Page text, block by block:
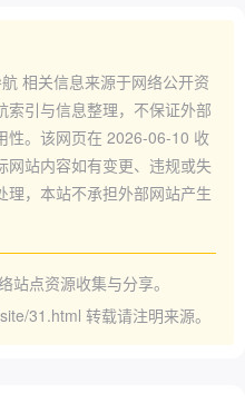
相关信息来源于网络公开资
引与信息整理，不保证外部
性。该网页在 2026-06-10 收
网站内容如有变更、违规或失
，本站不承担外部网站产生
站点资源收集与分享。
31.html 转载请注明来源。